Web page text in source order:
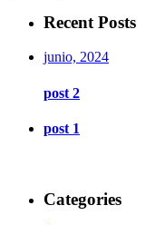
Recent Posts
junio, 2024
post 2
post 1
Categories